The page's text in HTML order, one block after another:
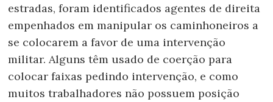
estradas, foram identificados agentes de direita
empenhados em manipular os caminhoneiros a
se colocarem a favor de uma intervenção
militar. Alguns têm usado de coerção para
colocar faixas pedindo intervenção, e como
muitos trabalhadores não possuem posição